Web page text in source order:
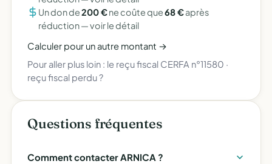
Un don de200 €ne coûte que68 €après
réduction —voir le détail
Calculer pour un autre montant →
Pour aller plus loin : le reçu fiscal CERFA n°11580 ·
reçu fiscal perdu ?
Questions fréquentes
Comment contacter ARNICA ?